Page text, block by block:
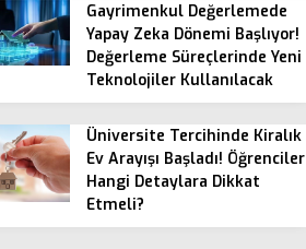
Gayrimenkul Değerlemede
Yapay Zeka Dönemi Başlıyor!
Değerleme Süreçlerinde Yeni
Teknolojiler Kullanılacak
Üniversite Tercihinde Kiralık
Ev Arayışı Başladı! Öğrenciler
Hangi Detaylara Dikkat
Etmeli?